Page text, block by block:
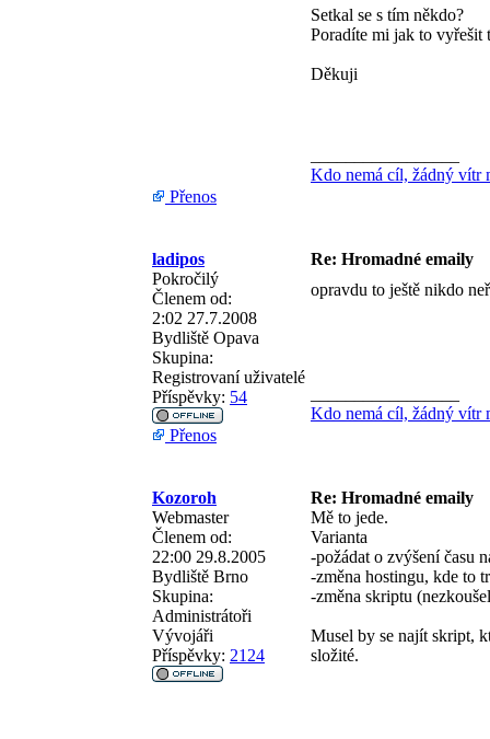
Setkal se s tím někdo?
Poradíte mi jak to vyřešit
Děkuji
Kdo nemá cíl, žádný vítr
Přenos
ladipos
Re: Hromadné emaily
Pokročilý
Členem od:
2:02 27.7.2008
Bydliště Opava
Skupina:
Registrovaní uživatelé
Příspěvky: 54
opravdu to ještě nikdo
Kdo nemá cíl, žádný vítr
Přenos
Kozoroh
Re: Hromadné emaily
Webmaster
Členem od:
22:00 29.8.2005
Bydliště Brno
Skupina:
Administrátoři
Vývojáři
Příspěvky: 2124
Mě to jede.
Varianta
-požádat o zvýšení času
-změna hostingu, kde to
-změna skriptu
Musel by se najít skript,
složité.